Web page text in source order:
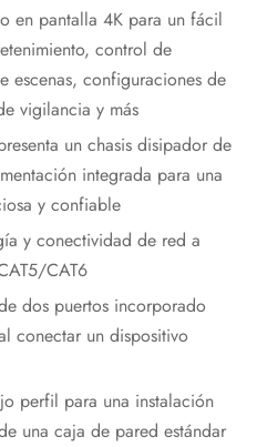
en pantalla 4K para un fácil
control de
escenas, configuraciones de
vigilancia y más
un chasis disipador de
integrada para una
y confiable
y conectividad de red a
CAT6
dos puertos incorporado
conectar un dispositivo
perfil para una instalación
una caja de pared estándar